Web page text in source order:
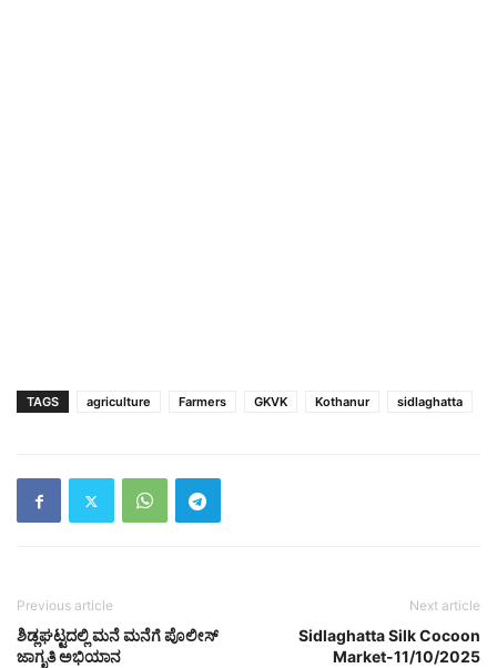
TAGS agriculture Farmers GKVK Kothanur sidlaghatta
Previous article
ಶಿಡ್ಲಘಟ್ಟದಲ್ಲಿ ಮನೆ ಮನೆಗೆ ಪೊಲೀಸ್
ಜಾಗೃತಿ ಅಭಿಯಾನ
Next article
Sidlaghatta Silk Cocoon
Market-11/10/2025